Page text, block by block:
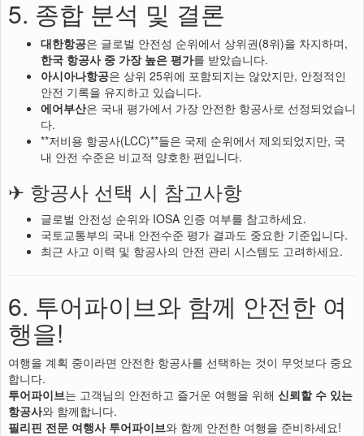
5. 종합 분석 및 결론
대한항공은 글로벌 안전성 순위에서 상위권(8위)을 차지하며,
한국 항공사 중 가장 높은 평가를 받았습니다.
아시아나항공은 상위 25위에 포함되지는 않았지만, 안정적인
안전 기록을 유지하고 있습니다.
에어부산은 국내 평가에서 가장 안전한 항공사로 선정되었습니
다.
**저비용 항공사(LCC)**들은 국제 순위에서 제외되었지만, 국
내 안전 수준은 비교적 양호한 편입니다.
✈ 항공사 선택 시 참고사항
글로벌 안전성 순위와 IOSA 인증 여부를 참고하세요.
국토교통부의 국내 안전수준 평가 결과도 중요한 기준입니다.
최근 사고 이력 및 항공사의 안전 관리 시스템도 고려하세요.
6. 투어파이브와 함께 안전한 여
행을!
여행을 계획 중이라면 안전한 항공사를 선택하는 것이 무엇보다 중요
합니다.
투어파이브는 고객님의 안전하고 즐거운 여행을 위해 신뢰할 수 있는
항공사와 함께합니다.
필리핀 전문 여행사 투어파이브와 함께 안전한 여행을 준비하세요!